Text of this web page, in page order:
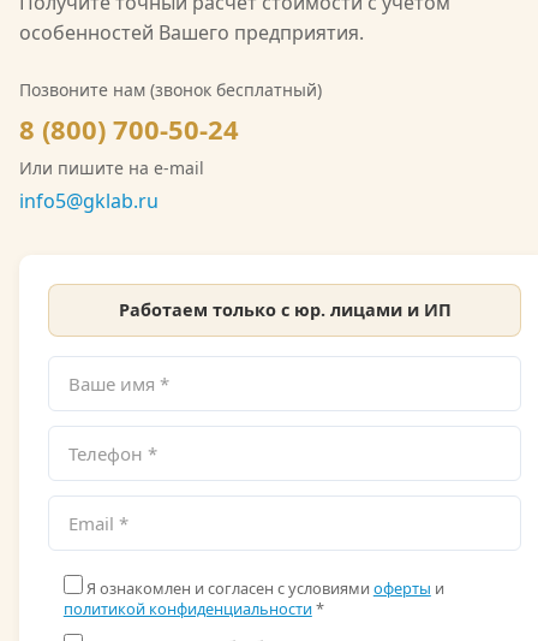
области гидрометеорологии, включающую
водных объектов и почв. Также имеется допуск
СРО на выполнение инженерно-экологических
изысканий. Со скан-копией лицензии
Росгидромета можно ознакомиться на сайте.
особенностей Вашего предприятия.
Позвоните нам (звонок бесплатный)
8 (800) 700-50-24
Или пишите на e-mail
info5@gklab.ru
Работаем только с юр. лицами и ИП
Я ознакомлен и согласен с условиями оферты и
политикой конфиденциальности*